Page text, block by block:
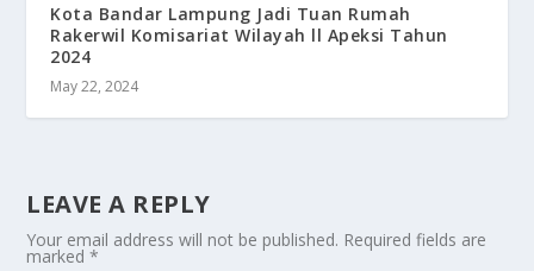
Kota Bandar Lampung Jadi Tuan Rumah
Rakerwil Komisariat Wilayah ll Apeksi Tahun
2024
May 22, 2024
LEAVE A REPLY
Your email address will not be published. Required fields are
marked*